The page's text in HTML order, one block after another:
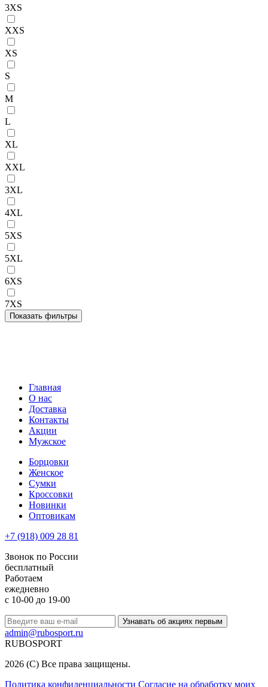
3XS
XXS
XS
S
M
L
XL
XXL
3XL
4XL
5XS
5XL
6XS
7XS
Главная
О нас
Доставка
Контакты
Акции
Мужское
Борцовки
Женское
Сумки
Кроссовки
Новинки
Оптовикам
+7 (918) 009 28 81
Звонок по России
бесплатный
Работаем
ежедневно
с 10-00 до 19-00
Узнавать об акциях первым
admin@rubosport.ru
RUBOSPORT
2026 (C) Все права защищены.
Политика конфиденциальности Согласие на обработку моих